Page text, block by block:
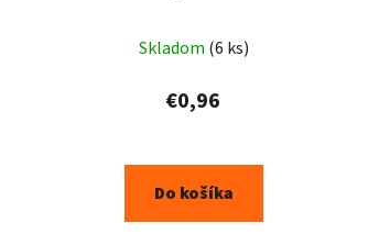
Skladom (6 ks)
€0,96
Do košíka